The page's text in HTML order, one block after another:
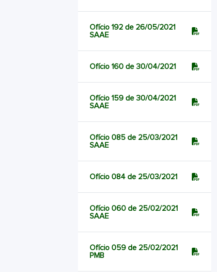
Ofício 192 de 26/05/2021
SAAE
Ofício 160 de 30/04/2021
Ofício 159 de 30/04/2021
SAAE
Ofício 085 de 25/03/2021
SAAE
Ofício 084 de 25/03/2021
Ofício 060 de 25/02/2021
SAAE
Ofício 059 de 25/02/2021
PMB